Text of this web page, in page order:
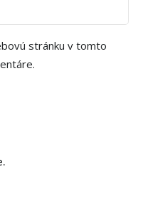
stránku v tomto